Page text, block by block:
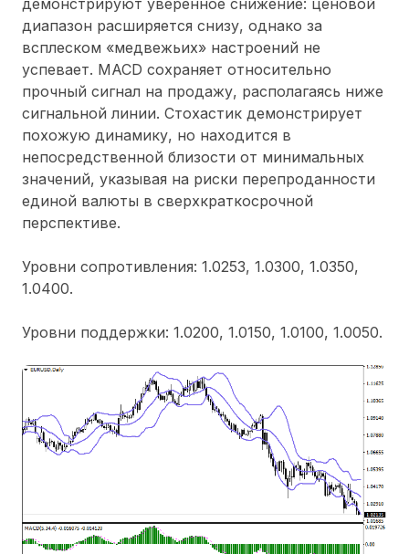
диапазон расширяется снизу, однако за
всплеском «медвежьих» настроений не
успевает. MACD сохраняет относительно
прочный сигнал на продажу, располагаясь ниже
сигнальной линии. Стохастик демонстрирует
похожую динамику, но находится в
непосредственной близости от минимальных
значений, указывая на риски перепроданности
единой валюты в сверхкраткосрочной
перспективе.
Уровни сопротивления: 1.0253, 1.0300, 1.0350,
1.0400.
Уровни поддержки: 1.0200, 1.0150, 1.0100, 1.0050.